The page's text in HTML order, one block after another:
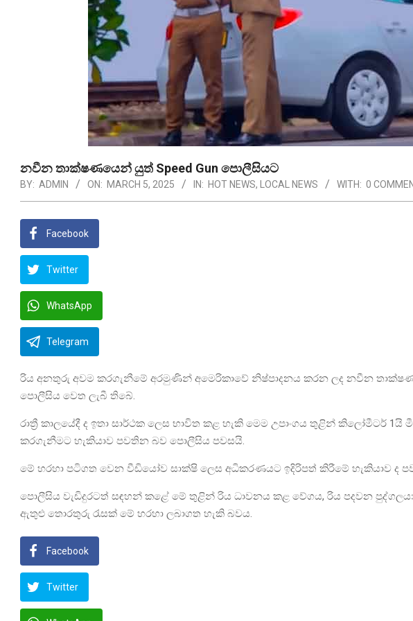
නවීන තාක්ෂණයෙන් යුත් Speed Gun පොලීසියට
BY: ADMIN ON: MARCH 5, 2025 IN: HOT NEWS, LOCAL NEWS WITH: 0
Facebook
Twitter
WhatsApp
Telegram
රිය අනතුරු අවම කරගැනීමේ අරමුණින් අමෙරිකාවේ නිෂ්පාදනය කරන ලද නවීන තාක්ෂණයෙන්
පොලීසිය වෙත ලැබී තිබේ.
රාත්‍රී කාලයේදී ද ඉතා සාර්ථක ලෙස භාවිත කළ හැකි මෙම උපාංගය තුළින් කිලෝමීටර් 1යි
කරගැනීමට හැකියාව පවතින බව පොලීසිය පවසයි.
මේ හරහා පටිගත වෙන වීඩියෝව සාක්ෂි ලෙස අධිකරණයට ඉදිරිපත් කිරීමේ හැකියාව ද
පොලීසිය වැඩිදුරටත් සඳහන් කළේ මේ තුළින් රිය ධාවනය කළ වේගය, රිය පදවන
ඇතුළු තොරතුරු රැසක් මේ හරහා ලබාගත හැකි බවය.
Facebook
Twitter